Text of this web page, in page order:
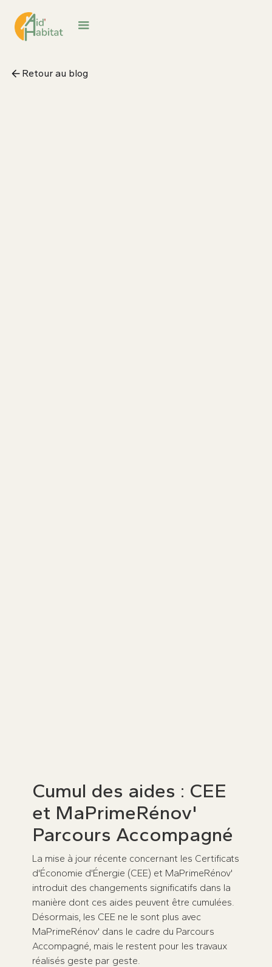
Retour au blog
Cumul des aides : CEE
et MaPrimeRénov'
Parcours Accompagné
La mise à jour récente concernant les Certificats
d'Économie d'Énergie (CEE) et MaPrimeRénov'
introduit des changements significatifs dans la
manière dont ces aides peuvent être cumulées.
Désormais, les CEE ne le sont plus avec
MaPrimeRénov' dans le cadre du Parcours
Accompagné, mais le restent pour les travaux
réalisés geste par geste.